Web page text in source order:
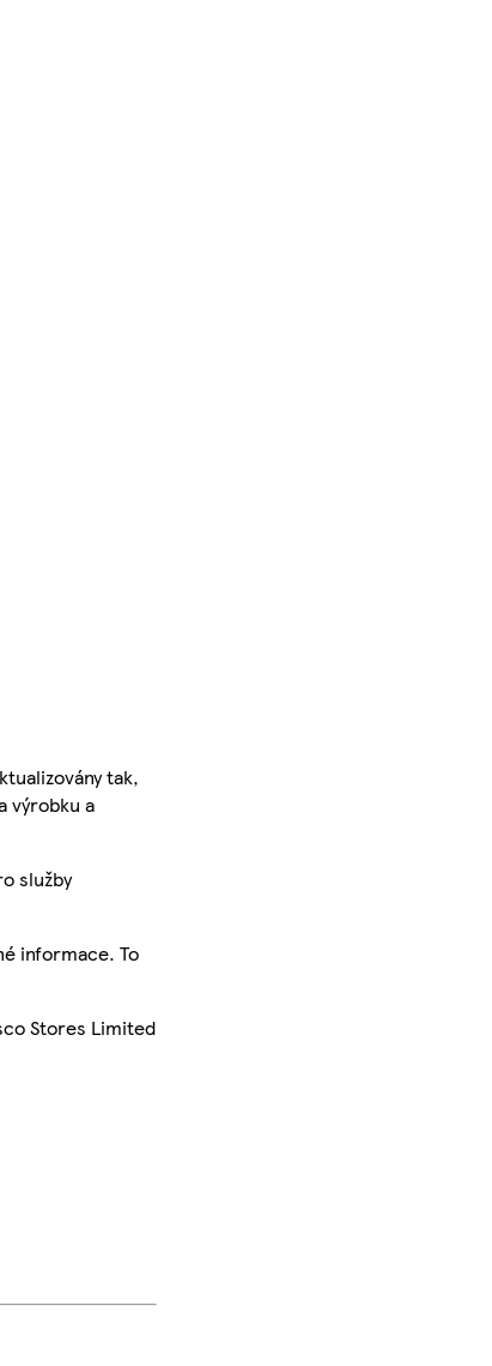
tak,
výrobku a
služby
informace. To
Stores Limited